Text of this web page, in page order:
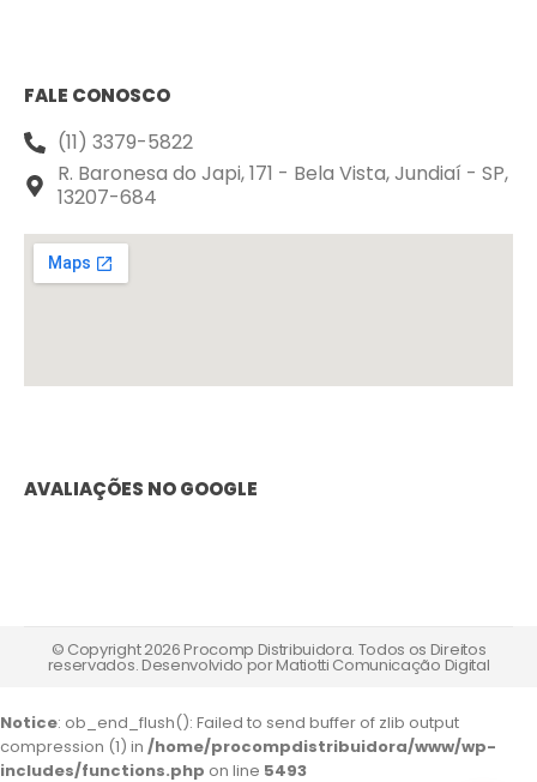
FALE CONOSCO
(11) 3379-5822
R. Baronesa do Japi, 171 - Bela Vista, Jundiaí - SP,
13207-684
AVALIAÇÕES NO GOOGLE
© Copyright 2026 Procomp Distribuidora. Todos os Direitos
reservados. Desenvolvido porMatiotti Comunicação Digital
Notice: ob_end_flush(): Failed to send buffer of zlib output
compression (1) in /home/procompdistribuidora/www/wp-
includes/functions.php on line 5493